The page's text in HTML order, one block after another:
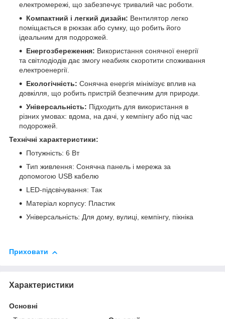
електромережі, що забезпечує тривалий час роботи.
Компактний і легкий дизайн: Вентилятор легко
поміщається в рюкзак або сумку, що робить його
ідеальним для подорожей.
Енергозбереження: Використання сонячної енергії
та світлодіодів дає змогу неабияк скоротити споживання
електроенергії.
Екологічність: Сонячна енергія мінімізує вплив на
довкілля, що робить пристрій безпечним для природи.
Універсальність: Підходить для використання в
різних умовах: вдома, на дачі, у кемпінгу або під час
подорожей.
Технічні характеристики:
Потужність: 6 Вт
Тип живлення: Сонячна панель і мережа за
допомогою USB кабелю
LED-підсвічування: Так
Матеріал корпусу: Пластик
Універсальність: Для дому, вулиці, кемпінгу, пікніка
Приховати
Характеристики
Основні